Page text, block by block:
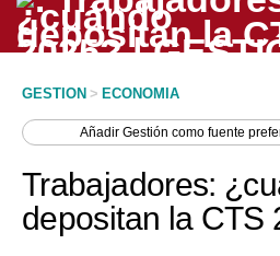
Peru Quiosco
Economía
GESTION > ECONOMIA
AñadirGestión como fuente
Trabajadores:
depositan la CTS